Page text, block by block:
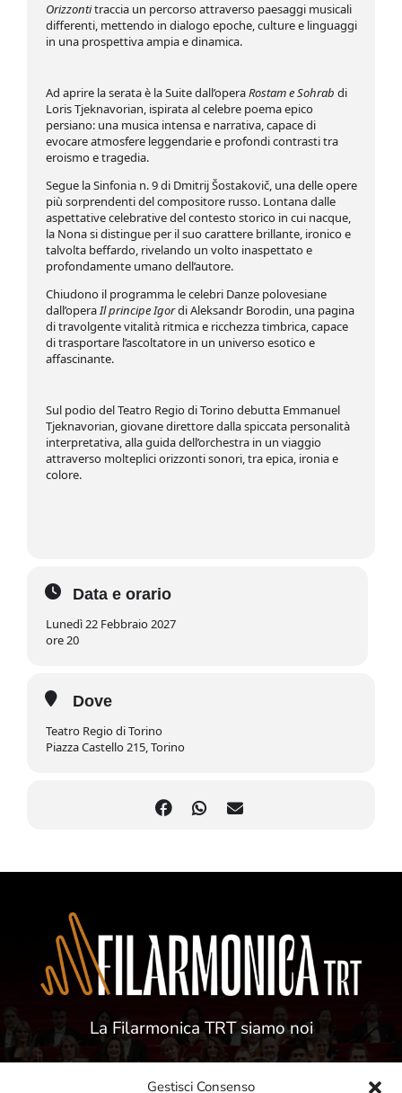
Gestisci Consenso
Orizzontitraccia un percorso attraverso paesaggi musicali
differenti, mettendo in dialogo epoche, culture e linguaggi
in una prospettiva ampia e dinamica.
Ad aprire la serata è la Suite dall’operaRostam e Sohrab di
Loris Tjeknavorian, ispirata al celebre poema epico
persiano: una musica intensa e narrativa, capace di
evocare atmosfere leggendarie e profondi contrasti tra
eroismo e tragedia.
Segue la Sinfonia n. 9 di Dmitrij Šostakovič, una delle opere
più sorprendenti del compositore russo. Lontana dalle
aspettative celebrative del contesto storico in cui nacque,
la Nona si distingue per il suo carattere brillante, ironico e
talvolta beffardo, rivelando un volto inaspettato e
profondamente umano dell’autore.
Chiudono il programma le celebri Danze polovesiane
dall’operaIl principe Igordi Aleksandr Borodin, una pagina
di travolgente vitalità ritmica e ricchezza timbrica, capace
di trasportare l’ascoltatore in un universo esotico e
affascinante.
Sul podio del Teatro Regio di Torino debutta Emmanuel
Tjeknavorian, giovane direttore dalla spiccata personalità
interpretativa, alla guida dell’orchestra in un viaggio
attraverso molteplici orizzonti sonori, tra epica, ironia e
colore.
Data e orario
Lunedì 22 Febbraio 2027
ore 20
Dove
Teatro Regio di Torino
Piazza Castello 215, Torino
La Filarmonica TRT siamo noi